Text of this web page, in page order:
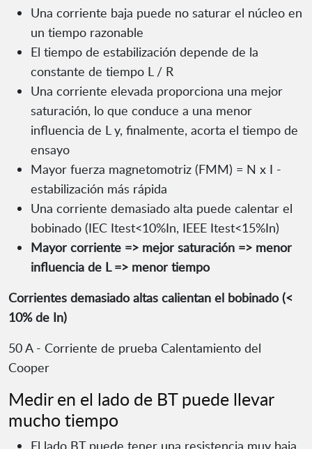
Una corriente baja puede no saturar el núcleo en
un tiempo razonable
El tiempo de estabilización depende de la
constante de tiempo L / R
Una corriente elevada proporciona una mejor
saturación, lo que conduce a una menor
influencia de L y, finalmente, acorta el tiempo de
ensayo
Mayor fuerza magnetomotriz (FMM) = N x I -
estabilización más rápida
Una corriente demasiado alta puede calentar el
bobinado (IEC Itest<10%In, IEEE Itest<15%In)
Mayor corriente => mejor saturación => menor
influencia de L => menor tiempo
Corrientes demasiado altas calientan el bobinado (<
10% de In)
50 A - Corriente de prueba Calentamiento del
Cooper
Medir en el lado de BT puede llevar
mucho tiempo
El lado BT puede tener una resistencia muy baja